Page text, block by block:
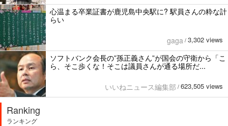
心温まる卒業証書が鹿児島中央駅に? 駅員さんの粋な計
らい
gaga / 3,302 views
ソフトバンク会長の”孫正義さん”が国会の守衛から「こ
ら、そこ歩くな！そこは議員さんが通る場所だ...
いいねニュース編集部 / 623,505 views
Ranking
ランキング